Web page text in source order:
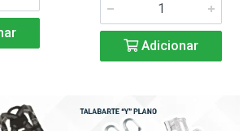
Adicionar